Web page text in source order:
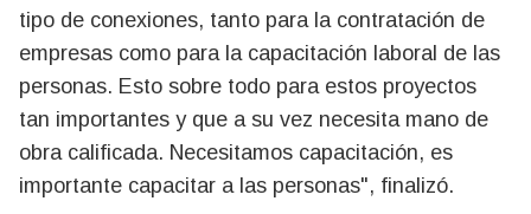
tipo de conexiones, tanto para la contratación de
empresas como para la capacitación laboral de las
personas. Esto sobre todo para estos proyectos
tan importantes y que a su vez necesita mano de
obra calificada. Necesitamos capacitación, es
importante capacitar a las personas", finalizó.